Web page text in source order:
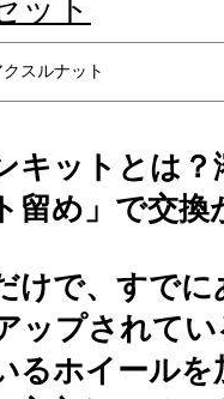
ット
クスルナット
キットとは？
留め」で交
けで、すで
ップされて
るホイール